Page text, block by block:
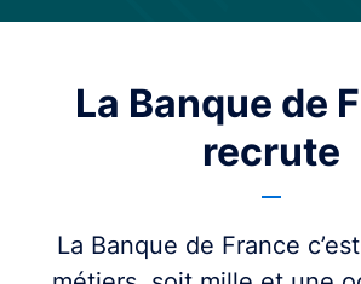
La Banque de
recrute
La Banque de France